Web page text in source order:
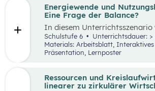
Energiewende und
Eine Frage der Balance?
In diesem Unterrichtsszenario
Energiewende und damit
Nutzungskonflikte behandelt.
zuerst mit einem Wimmelbild
dem unterschiedliche Szenen
einhergehender Konflikte zu
Schulstufe 6 Unterrichtsdauer: >
Materials: Arbeitsblatt,
Präsentation, Lernposter
Ressourcen und
linearer zu zirkulärer
Kooperation bei der
zwischenmenschliche
und sogenannte 21
st